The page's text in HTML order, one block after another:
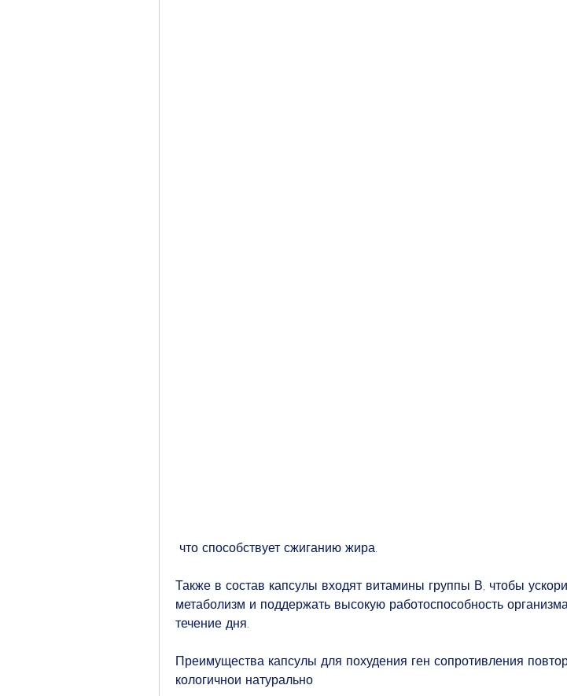
что способствует сжиганию жира.
Также в состав капсулы входят витамины группы В, чтобы
метаболизм и поддержать высокую работоспособность
течение дня.
Преимущества капсулы для похудения ген сопротивления
кологичнои натурально